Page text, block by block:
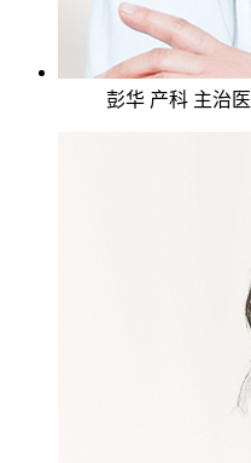
彭华 产科 主治医